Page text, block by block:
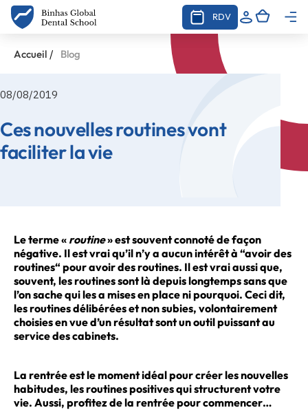
RDV
Accueil / Blog
08/08/2019
Ces nouvelles routines vont
faciliter la vie
Le terme « routine» est souvent connoté de façon
négative. Il est vrai qu’il n’y a aucun intérêt à “avoir des
routines“ pour avoir des routines. Il est vrai aussi que,
souvent, les routines sont là depuis longtemps sans que
l’on sache qui les a mises en place ni pourquoi. Ceci dit,
les routines délibérées et non subies, volontairement
choisies en vue d’un résultat sont un outil puissant au
service des cabinets.
La rentrée est le moment idéal pour créer les nouvelles
habitudes, les routines positives qui structurent votre
vie. Aussi, profitez de la rentrée pour commencer…